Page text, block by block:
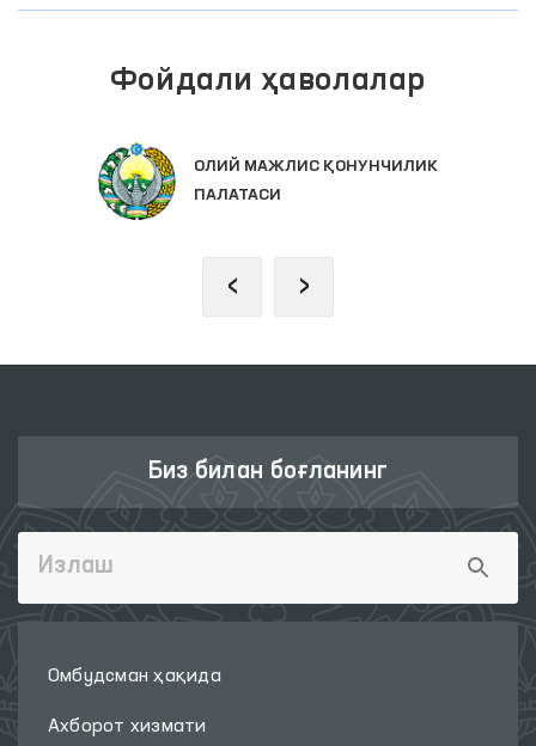
Фойдали ҳаволалар
ОЛИЙ МАЖЛИС ҚОНУНЧИЛИК
ПАЛАТАСИ
‹ ›
Биз билан боғланинг
Омбудсман ҳақида
Ахборот хизмати